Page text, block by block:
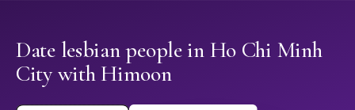
Date lesbian people in Ho Chi Minh
City with Himoon